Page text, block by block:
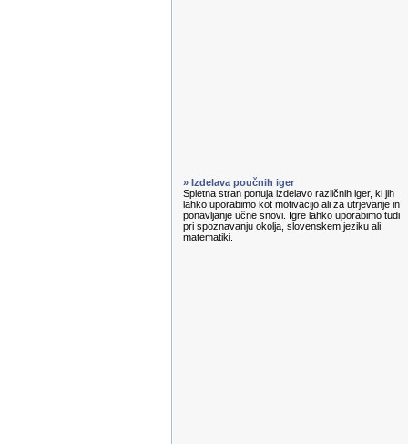
» Izdelava poučnih iger
Spletna stran ponuja izdelavo različnih iger, ki jih
lahko uporabimo kot motivacijo ali za utrjevanje in
ponavljanje učne snovi. Igre lahko uporabimo tudi
pri spoznavanju okolja, slovenskem jeziku ali
matematiki.